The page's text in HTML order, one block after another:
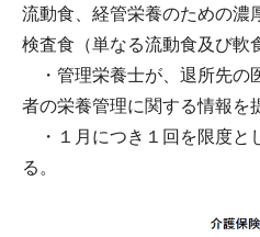
流動食、経管栄養のための濃
検査食（単なる流動食及び軟
・管理栄養士が、退所先の
者の栄養管理に関する情報を
・１月につき１回を限度と
る。